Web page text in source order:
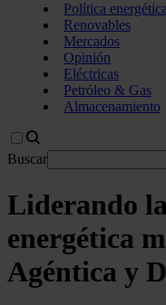
Política energética
Renovables
Mercados
Opinión
Eléctricas
Petróleo & Gas
Almacenamiento
Buscar
Liderando
energética
Agéntica y